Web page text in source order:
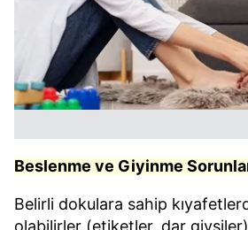
Beslenme ve Giyinme
Belirli dokulara sahip
olabilirler (etiketler, dar giysiler).